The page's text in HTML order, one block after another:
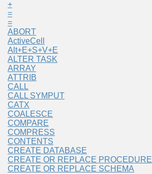
+
=
=
ABORT
ActiveCell
Alt+E+S+V+E
ALTER TASK
ARRAY
ATTRIB
CALL
CALL SYMPUT
CATX
COALESCE
COMPARE
COMPRESS
CONTENTS
CREATE DATABASE
CREATE OR REPLACE PROCEDURE
CREATE OR REPLACE SCHEMA